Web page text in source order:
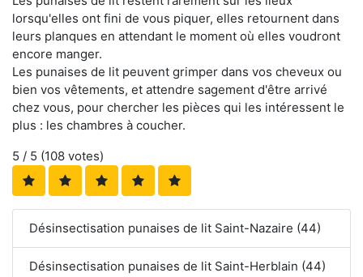
lorsqu'elles ont fini de vous piquer, elles retournent dans
leurs planques en attendant le moment où elles voudront
encore manger.
Les punaises de lit peuvent grimper dans vos cheveux ou
bien vos vêtements, et attendre sagement d'être arrivé
chez vous, pour chercher les pièces qui les intéressent le
plus : les chambres à coucher.
5 / 5 (108 votes)
Désinsectisation punaises de lit Saint-Nazaire (44)
Désinsectisation punaises de lit Saint-Herblain (44)